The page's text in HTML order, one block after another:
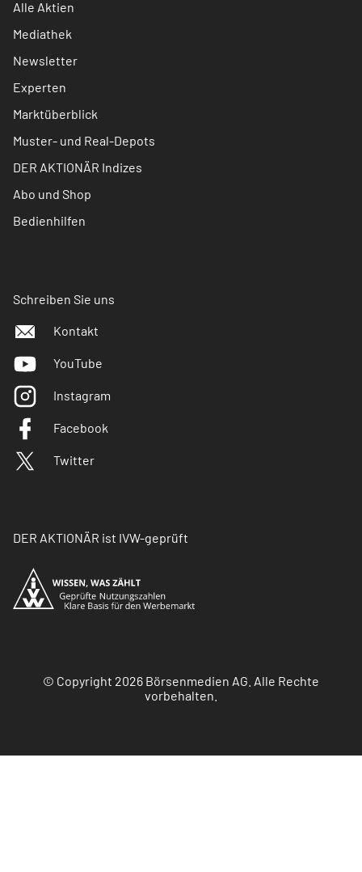
Alle Aktien
Mediathek
Newsletter
Experten
Marktüberblick
Muster- und Real-Depots
DER AKTIONÄR Indizes
Abo und Shop
Bedienhilfen
Schreiben Sie uns
Kontakt
YouTube
Instagram
Facebook
Twitter
DER AKTIONÄR ist IVW-geprüft
© Copyright 2026 Börsenmedien AG. Alle Rechte
vorbehalten.